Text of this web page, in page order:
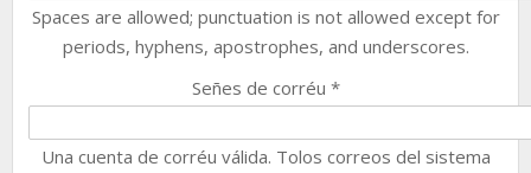
Spaces are allowed; punctuation is not allowed except for
periods, hyphens, apostrophes, and underscores.
Señes de corréu *
Una cuenta de corréu válida. Tolos correos del sistema